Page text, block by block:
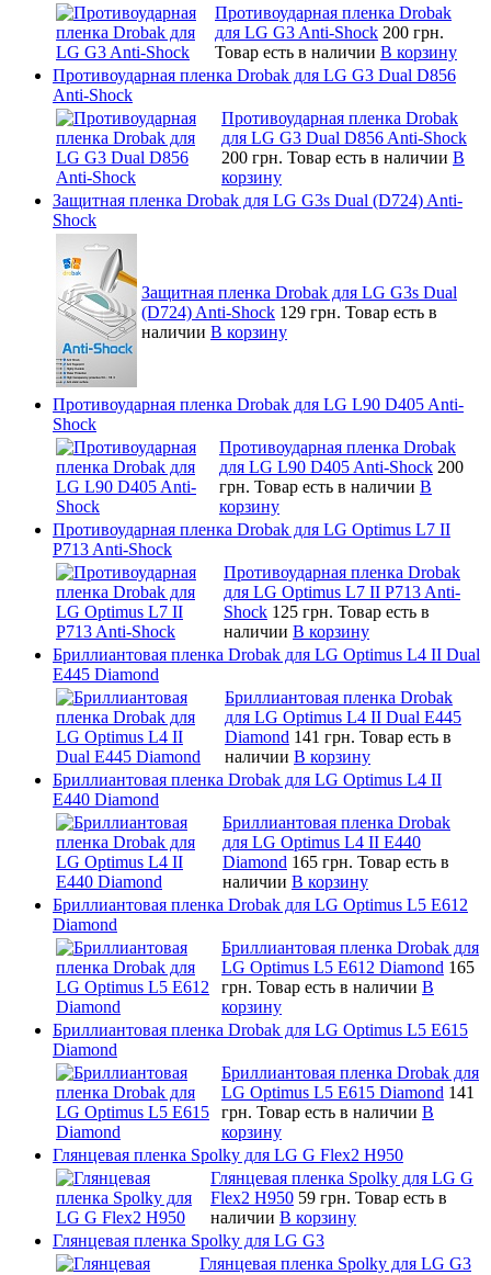
Противоударная пленка Drobak
для LG G3 Anti-Shock 200 грн.
Товар есть в наличии В корзину
Противоударная пленка Drobak для LG G3 Dual D856
Anti-Shock
Противоударная пленка Drobak
для LG G3 Dual D856 Anti-Shock
200 грн. Товар есть в наличии В
корзину
Защитная пленка Drobak для LG G3s Dual (D724) Anti-
Shock
Защитная пленка Drobak для LG G3s Dual
(D724) Anti-Shock 129 грн. Товар есть в
наличии В корзину
Противоударная пленка Drobak для LG L90 D405 Anti-
Shock
Противоударная пленка Drobak
для LG L90 D405 Anti-Shock 200
грн. Товар есть в наличии В
корзину
Противоударная пленка Drobak для LG Optimus L7 II
P713 Anti-Shock
Противоударная пленка Drobak
для LG Optimus L7 II P713 Anti-
Shock 125 грн. Товар есть в
наличии В корзину
Бриллиантовая пленка Drobak для LG Optimus L4 II Dual
E445 Diamond
Бриллиантовая пленка Drobak
для LG Optimus L4 II Dual E445
Diamond 141 грн. Товар есть в
наличии В корзину
Бриллиантовая пленка Drobak для LG Optimus L4 II
E440 Diamond
Бриллиантовая пленка Drobak
для LG Optimus L4 II E440
Diamond 165 грн. Товар есть в
наличии В корзину
Бриллиантовая пленка Drobak для LG Optimus L5 E612
Diamond
Бриллиантовая пленка Drobak для
LG Optimus L5 E612 Diamond 165
грн. Товар есть в наличии В
корзину
Бриллиантовая пленка Drobak для LG Optimus L5 E615
Diamond
Бриллиантовая пленка Drobak для
LG Optimus L5 E615 Diamond 141
грн. Товар есть в наличии В
корзину
Глянцевая пленка Spolky для LG G Flex2 H950
Глянцевая пленка Spolky для LG G
Flex2 H950 59 грн. Товар есть в
наличии В корзину
Глянцевая пленка Spolky для LG G3
Глянцевая пленка Spolky для LG G3